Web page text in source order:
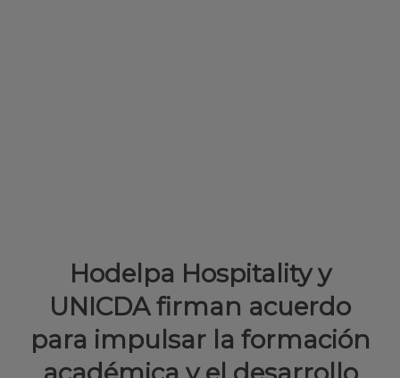
Hodelpa Hospitality y
UNICDA firman acuerdo
para impulsar la formación